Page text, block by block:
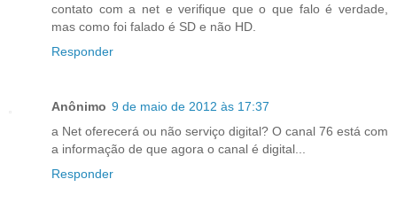
contato com a net e verifique que o que falo é verdade,
mas como foi falado é SD e não HD.
Responder
Anônimo 9 de maio de 2012 às 17:37
a Net oferecerá ou não serviço digital? O canal 76 está com
a informação de que agora o canal é digital...
Responder